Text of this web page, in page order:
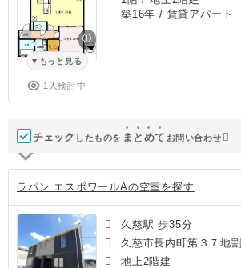
もっと見る
1人検討中
築16年 / 賃貸アパート
チェック したものを ま と めて お問い合わせ
ラパン エスポワールAの空室を探す
久慈駅 歩35分
久慈市長内町第３７地割
地上2階建